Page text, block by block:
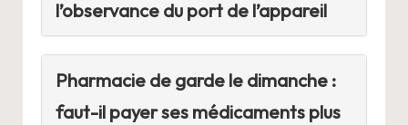
l’observance du port de l’appareil
Pharmacie de garde le dimanche :
faut-il payer ses médicaments plus